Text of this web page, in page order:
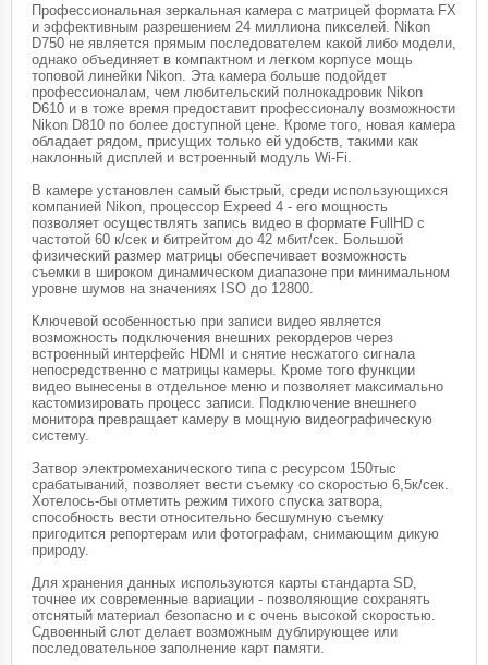
Профессиональная зеркальная камера с матрицей формата FX
и эффективным разрешением 24 миллиона пикселей. Nikon
D750 не является прямым последователем какой либо модели,
однако объединяет в компактном и легком корпусе мощь
топовой линейки Nikon. Эта камера больше подойдет
профессионалам, чем любительский полнокадровик Nikon
D610 и в тоже время предоставит профессионалу возможности
Nikon D810 по более доступной цене. Кроме того, новая камера
обладает рядом, присущих только ей удобств, такими как
наклонный дисплей и встроенный модуль Wi-Fi.
В камере установлен самый быстрый, среди использующихся
компанией Nikon, процессор Expeed 4 - его мощность
позволяет осуществлять запись видео в формате FullHD с
частотой 60 к/сек и битрейтом до 42 мбит/сек. Большой
физический размер матрицы обеспечивает возможность
съемки в широком динамическом диапазоне при минимальном
уровне шумов на значениях ISO до 12800.
Ключевой особенностью при записи видео является
возможность подключения внешних рекордеров через
встроенный интерфейс HDMI и снятие несжатого сигнала
непосредственно с матрицы камеры. Кроме того функции
видео вынесены в отдельное меню и позволяет максимально
кастомизировать процесс записи. Подключение внешнего
монитора превращает камеру в мощную видеографическую
систему.
Затвор электромеханического типа с ресурсом 150тыс
срабатываний, позволяет вести съемку со скоростью 6,5к/сек.
Хотелось-бы отметить режим тихого спуска затвора,
способность вести относительно бесшумную съемку
пригодится репортерам или фотографам, снимающим дикую
природу.
Для хранения данных используются карты стандарта SD,
точнее их современные вариации - позволяющие сохранять
отснятый материал безопасно и с очень высокой скоростью.
Сдвоенный слот делает возможным дублирующее или
последовательное заполнение карт памяти.